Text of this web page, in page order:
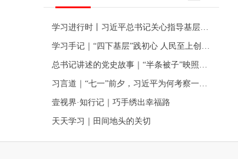
壹视界·知行记｜巧手绣出幸福路
天天学习｜田间地头的关切